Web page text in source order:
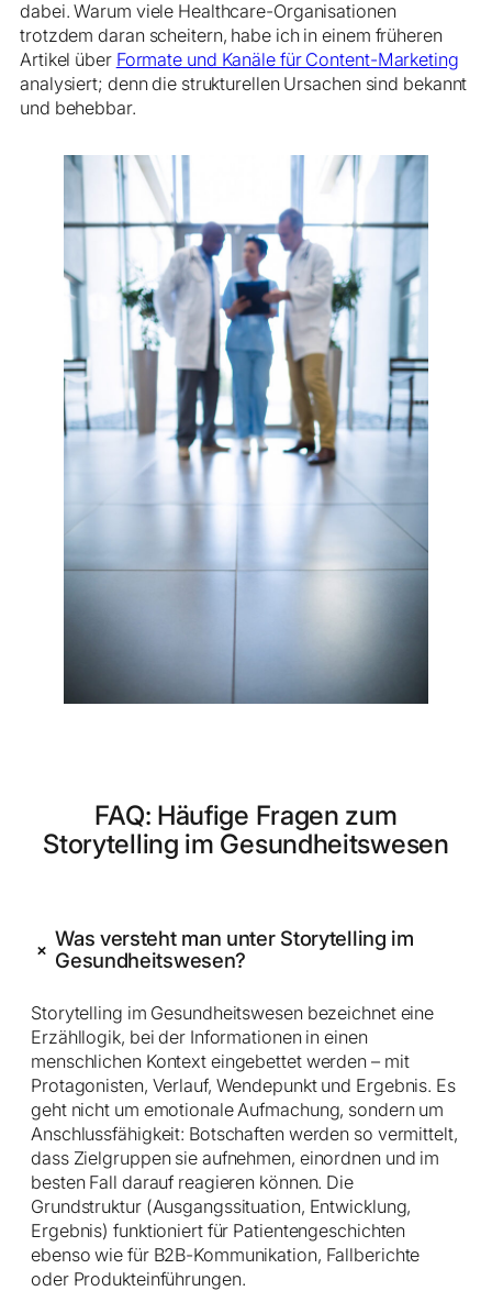
dabei. Warum viele Healthcare-Organisationen
trotzdem daran scheitern, habe ich in einem früheren
Artikel über Formate und Kanäle für Content-Marketing
analysiert; denn die strukturellen Ursachen sind bekannt
und behebbar.
FAQ: Häufige Fragen zum
Storytelling im Gesundheitswesen
+ Was versteht man unter Storytelling im
Gesundheitswesen?
Storytelling im Gesundheitswesen bezeichnet eine
Erzähllogik, bei der Informationen in einen
menschlichen Kontext eingebettet werden – mit
Protagonisten, Verlauf, Wendepunkt und Ergebnis. Es
geht nicht um emotionale Aufmachung, sondern um
Anschlussfähigkeit: Botschaften werden so vermittelt,
dass Zielgruppen sie aufnehmen, einordnen und im
besten Fall darauf reagieren können. Die
Grundstruktur (Ausgangssituation, Entwicklung,
Ergebnis) funktioniert für Patientengeschichten
ebenso wie für B2B-Kommunikation, Fallberichte
oder Produkteinführungen.